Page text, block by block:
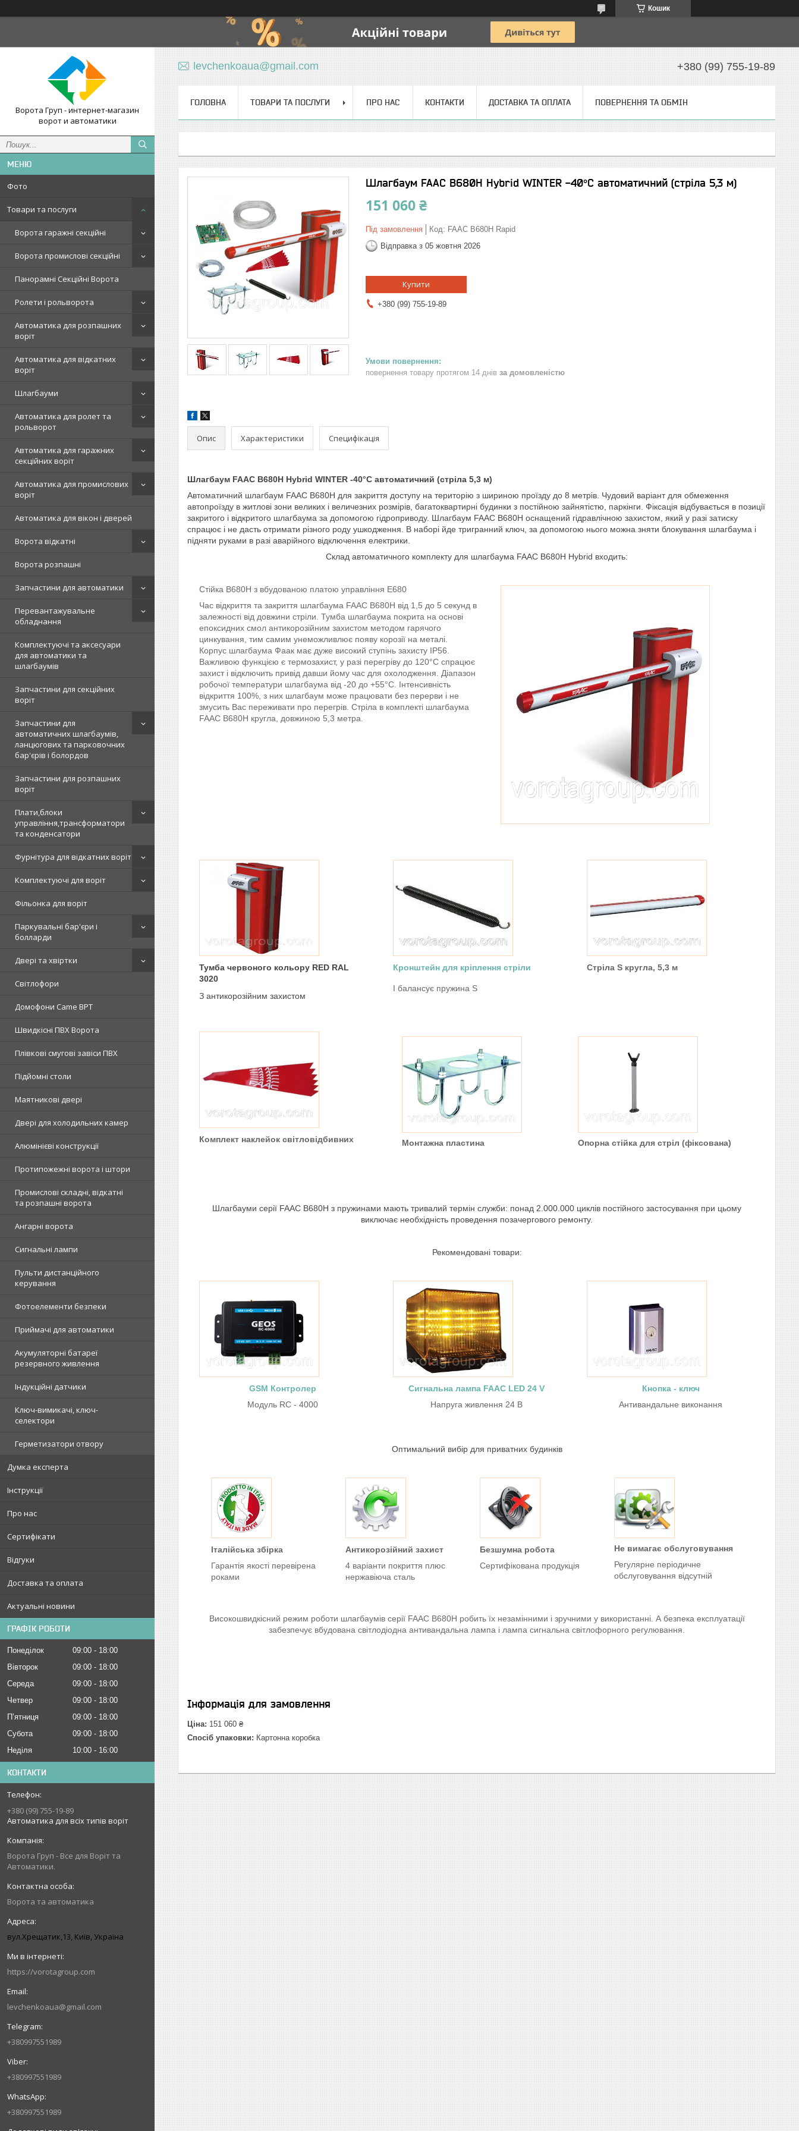
Кошик
Ворота Груп - интернет-магазин
ворот и автоматики
Фото
Товари та послуги
Ворота гаражні секційні
Ворота промислові секційні
Панорамні Секційні Ворота
Ролети і рольворота
Автоматика для розпашних
воріт
Автоматика для відкатних
воріт
Шлагбауми
Автоматика для ролет та
рольворот
Автоматика для гаражних
секційних воріт
Автоматика для промислових
воріт
Автоматика для вікон і дверей
Ворота відкатні
Ворота розпашні
Запчастини для автоматики
Перевантажувальне
обладнання
Комплектуючі та аксесуари
для автоматики та
шлагбаумів
Запчастини для секційних
воріт
Запчастини для
автоматичних шлагбаумів,
ланцюгових та парковочних
бар'єрів і болордов
Запчастини для розпашних
воріт
Плати,блоки
управління,трансформатори
та конденсатори
Фурнітура для відкатних воріт
Комплектуючі для воріт
Фільонка для воріт
Паркувальні бар'єри і
болларди
Двері та хвіртки
Світлофори
Домофони Came BPT
Швидкісні ПВХ Ворота
Плівкові смугові завіси ПВХ
Підйомні столи
Маятникові двері
Двері для холодильних камер
Алюмінієві конструкції
Протипожежні ворота і штори
Промислові складні, відкатні
та розпашні ворота
Ангарні ворота
Сигнальні лампи
Пульти дистанційного
керування
Фотоелементи безпеки
Приймачі для автоматики
Акумуляторні батареї
резервного живлення
Індукційні датчики
Ключ-вимикачі, ключ-
селектори
Герметизатори отвору
Думка експерта
Інструкції
Про нас
Сертифікати
Відгуки
Доставка та оплата
Актуальні новини
ГРАФІК РОБОТИ
Понеділок 09:00
18:00
Вівторок
09:00
18:00
Середа
09:00
18:00
Четвер
09:00
18:00
Пʼятниця
09:00
18:00
Субота
09:00
18:00
Неділя
10:00 16:00
КОНТАКТИ
+380 (99) 755-19-89
Автоматика для всіх типів воріт
Ворота Груп - Все для Воріт та
Автоматики.
Ворота та автоматика
вул.Хрещатик,13, Київ, Україна
https://vorotagroup.com
levchenkoaua@gmail.com
+380997551989
+380997551989
+380997551989
levchenkoaua@gmail.com +380 (99) 755-19-89
ГОЛОВНА ТОВАРИ ТА ПОСЛУГИ ПРО НАС КОНТАКТИ ДОСТАВКА ТА ОПЛАТА ПОВЕРНЕННЯ ТА ОБМІН
Шлагбаум FAAC B680H Hybrid WINTER -40°C автоматичний (стріла 5,3 м)
151 060 ₴
Під замовлення Код: FAAC B680H Rapid
Відправка з 05 жовтня 2026
Купити
+380 (99) 755-19-89
повернення товару протягом 14 днів за домовленістю
Опис Характеристики Специфікація
Шлагбаум FAAC B680H Hybrid WINTER -40°C автоматичний (стріла 5,3 м)
Автоматичний шлагбаум FAAC B680H для закриття доступу на територію з шириною проїзду до 8 метрів. Чудовий варіант для обмеження
автопроїзду в житлові зони великих і величезних розмірів, багатоквартирні будинки з постійною зайнятістю, паркінги. Фіксація відбувається в позиції
закритого і відкритого шлагбаума за допомогою гідроприводу. Шлагбаум FAAC B680H оснащений гідравлічною захистом, який у разі затиску
спрацює і не дасть отримати різного роду ушкодження. В наборі йде тригранний ключ, за допомогою нього можна зняти блокування шлагбаума і
підняти руками в разі аварійного відключення електрики.
Склад автоматичного комплекту для шлагбаума FAAC B680H Hybrid входить:
Стійка B680H з вбудованою платою управління E680
Час відкриття та закриття шлагбаума FAAC B680H від 1,5 до 5 секунд в
залежності від довжини стріли. Тумба шлагбаума покрита на основі
епоксидних смол антикорозійним захистом методом гарячого
цинкування, тим самим унеможливлює появу корозії на металі.
Корпус шлагбаума Фаак має дуже високий ступінь захисту IP56.
Важливою функцією є термозахист, у разі перегріву до 120°C спрацює
захист і відключить привід давши йому час для охолодження. Діапазон
робочої температури шлагбаума від -20 до +55°C. Інтенсивність
відкриття 100%, з них шлагбаум може працювати без перерви і не
змусить Вас переживати про перегрів. Стріла в комплекті шлагбаума
FAAC B680H кругла, довжиною 5,3 метра.
Тумба червоного кольору RED RAL
3020
З антикорозійним захистом
Кронштейн для кріплення стріли
І балансує пружина S
Стріла S кругла, 5,3 м
Комплект наклейок світловідбивних Монтажна пластина Опорна стійка для стріл (фіксована)
Шлагбауми серії FAAC B680H з пружинами мають тривалий термін служби: понад 2.000.000 циклів постійного застосування при цьому
виключає необхідність проведення позачергового ремонту.
Рекомендовані товари:
GSM Контролер
Модуль RC - 4000
Сигнальна лампа FAAC LED 24 V
Напруга живлення 24 В
Кнопка - ключ
Антивандальне виконання
Оптимальний вибір для приватних будинків
Італійська збірка
Гарантія якості перевірена
роками
Антикорозійний захист
4 варіанти покриття плюс
нержавіюча сталь
Безшумна робота
Сертифікована продукція
Не вимагає обслуговування
Регулярне періодичне
обслуговування відсутній
Високошвидкісний режим роботи шлагбаумів серії FAAC B680H робить їх незамінними і зручними у використанні. А безпека експлуатації
забезпечує вбудована світлодіодна антивандальна лампа і лампа сигнальна світлофорного регулювання.
Інформація для замовлення
Ціна: 151 060 ₴
Спосіб упаковки: Картонна коробка